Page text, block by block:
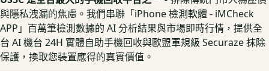
與隱私洩漏的焦慮。我們串聯「iPhone 檢測軟體 - iMCheck
APP」百萬筆檢測數據的 AI 分析結果與市場即時行情，提供全
台 AI 機台 24H 實體自助手機回收與歐盟軍規級 Securaze 抹除
保護，換取您裝置應得的真實價值。